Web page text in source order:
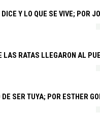
Y LO QUE SE VIVE; POR
RATAS LLEGARON AL
SER TUYA; POR ESTHER